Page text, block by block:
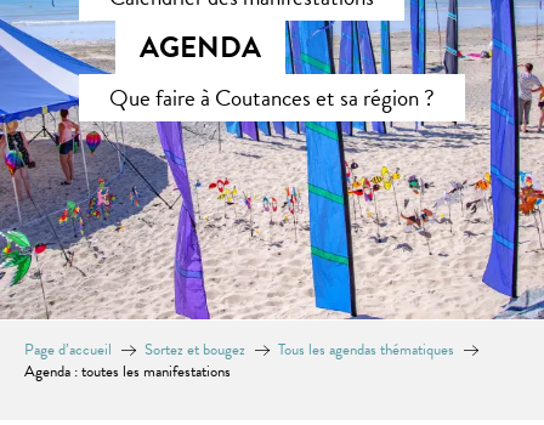
AGENDA
Que faire à Coutances et sa région ?
Page d’accueil Sortez et bougez
Tous les agendas thématiques
Agenda : toutes les manifestations